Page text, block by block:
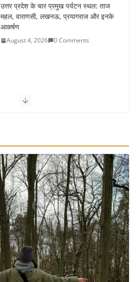
उत्तर प्रदेश के चार प्रमुख पर्यटन स्थल: ताज
महल, वाराणसी, लखनऊ, प्रयागराज और इनके
आकर्षण
August 4, 2026 0 Comments
August 3, 2026
ऑफबीट समर डेस्टिनेशन: गर्मियों के लिए 7
बेहतरीन ठंडी जगहें – भीड़ से दूर छुट्टियां
August 2, 2026 1 Comment
भारत में दर्शनीय 10 सबसे प्रसिद्ध मंदिर:
आस्था, इतिहास और वास्तुकला के अद्भुत
प्रतीक
August 9, 2026 0 Comments